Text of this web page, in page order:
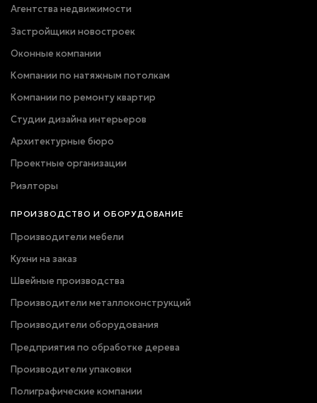
Агентства недвижимости
Застройщики новостроек
Оконные компании
Компании по натяжным потолкам
Компании по ремонту квартир
Студии дизайна интерьеров
Архитектурные бюро
Проектные организации
Риэлторы
ПРОИЗВОДСТВО И ОБОРУДОВАНИЕ
Производители мебели
Кухни на заказ
Швейные производства
Производители металлоконструкций
Производители оборудования
Предприятия по обработке дерева
Производители упаковки
Полиграфические компании